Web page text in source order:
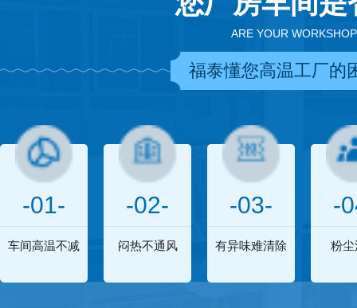
ARE YOUR
福泰懂您高温工厂的
-01-
车间高温不减
-02-
闷热不通风
-03-
有异味难清除
-
粉尘